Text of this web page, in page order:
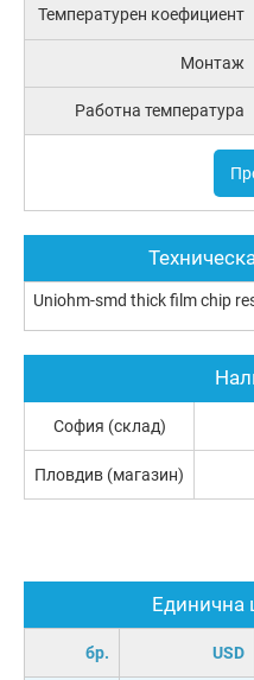
Температурен коефициент
Монтаж
Работна температура
Uniohm-smd thick film chip
Единична
бр. USD
София (склад)
Пловдив (магазин)